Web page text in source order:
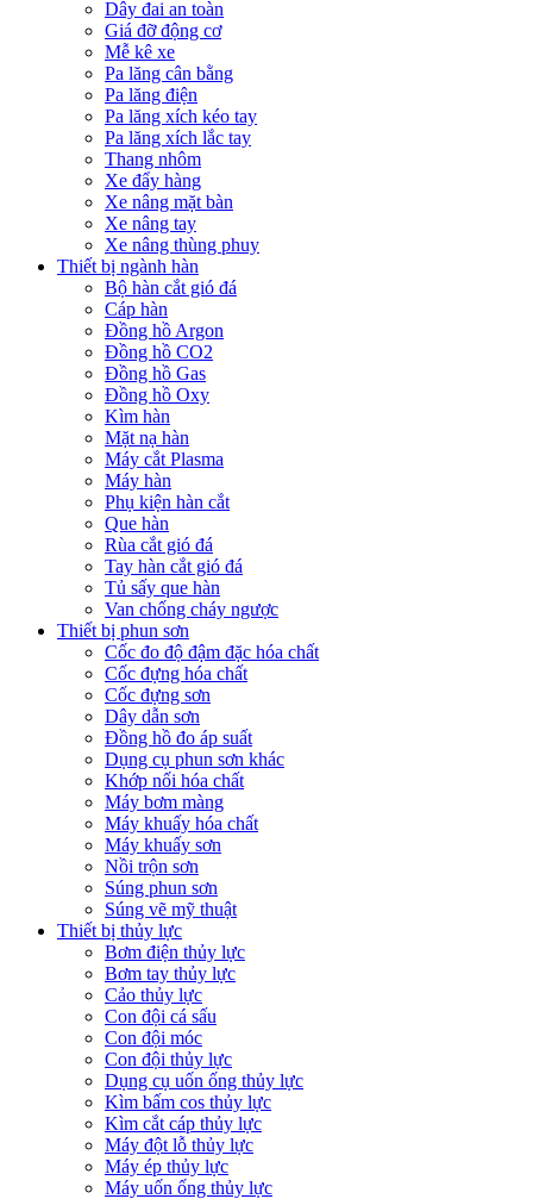
Dây đai an toàn
Giá đỡ động cơ
Mễ kê xe
Pa lăng cân bằng
Pa lăng điện
Pa lăng xích kéo tay
Pa lăng xích lắc tay
Thang nhôm
Xe đẩy hàng
Xe nâng mặt bàn
Xe nâng tay
Xe nâng thùng phuy
Thiết bị ngành hàn
Bộ hàn cắt gió đá
Cáp hàn
Đồng hồ Argon
Đồng hồ CO2
Đồng hồ Gas
Đồng hồ Oxy
Kìm hàn
Mặt nạ hàn
Máy cắt Plasma
Máy hàn
Phụ kiện hàn cắt
Que hàn
Rùa cắt gió đá
Tay hàn cắt gió đá
Tủ sấy que hàn
Van chống cháy ngược
Thiết bị phun sơn
Cốc đo độ đậm đặc hóa chất
Cốc đựng hóa chất
Cốc đựng sơn
Dây dẫn sơn
Đồng hồ đo áp suất
Dụng cụ phun sơn khác
Khớp nối hóa chất
Máy bơm màng
Máy khuấy hóa chất
Máy khuấy sơn
Nồi trộn sơn
Súng phun sơn
Súng vẽ mỹ thuật
Thiết bị thủy lực
Bơm điện thủy lực
Bơm tay thủy lực
Cảo thủy lực
Con đội cá sấu
Con đội móc
Con đội thủy lực
Dụng cụ uốn ống thủy lực
Kìm bấm cos thủy lực
Kìm cắt cáp thủy lực
Máy đột lỗ thủy lực
Máy ép thủy lực
Máy uốn ống thủy lực